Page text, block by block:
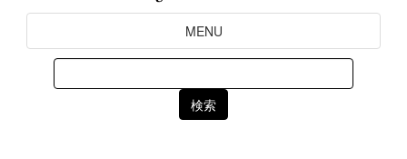
Toggle
Navigation
MENU
Search
for: